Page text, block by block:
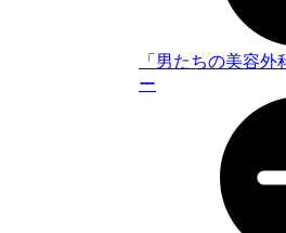
「男たちの美容
ー